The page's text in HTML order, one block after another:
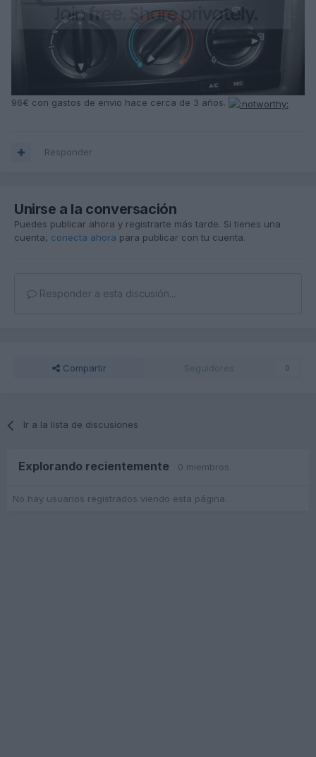
96€ con gastos de envio hace cerca de 3 años.
Responder
Unirse a la conversación
Puedes publicar ahora y registrarte más tarde. Si tienes una
cuenta, conecta ahora para publicar con tu cuenta.
Responder a esta discusión...
Compartir Seguidores 0
Ir a la lista de discusiones
Explorando recientemente 0 miembros
No hay usuarios registrados viendo esta página.